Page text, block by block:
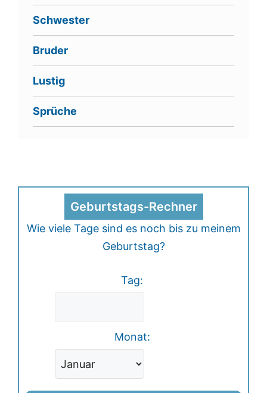
Schwester
Bruder
Lustig
Sprüche
Geburtstags-Rechner
Wie viele Tage sind es noch bis zu meinem
Geburtstag?
Tag:
Monat: